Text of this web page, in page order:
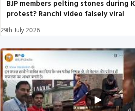
BJP members pelting stones during
protest? Ranchi video falsely viral
29th July 2026